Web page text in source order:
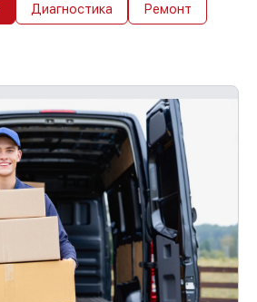
Диагностика Ремонт